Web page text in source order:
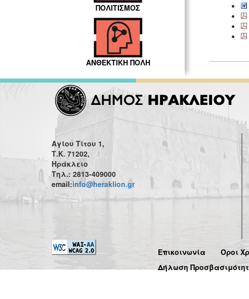
ΠΟΛΙΤΙΣΜΟΣ
ΑΝΘΕΚΤΙΚΗ ΠΟΛΗ
Αγίου Τίτου 1,
Τ.Κ. 71202,
Ηράκλειο
Τηλ.: 2813-409000
email:info@heraklion.gr
Επικοινωνία
Όροι
Δήλωση